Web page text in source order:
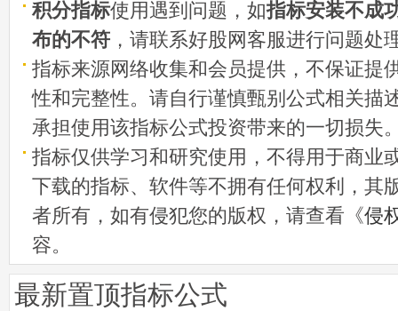
积分指标使用遇到问题，如指标安装不成
布的不符 ，请联系好股网客服进行问题处
指标来源网络收集和会员提供，不保证提
性和完整性。请自行谨慎甄别公式相关描
承担使用该指标公式投资带来的一切损失
指标仅供学习和研究使用，不得用于商业
下载的指标、软件等不拥有任何权利，其
者所有，如有侵犯您的版权，请查看《侵
容。
最新置顶指标公式